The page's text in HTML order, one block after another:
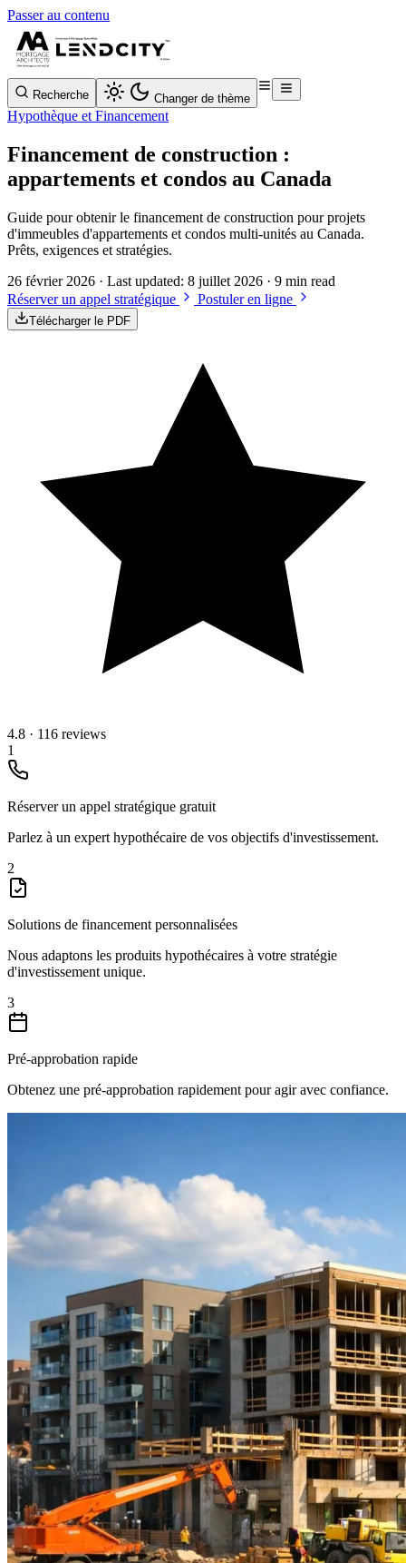
Passer au contenu
Recherche Changer de thème
Hypothèque et Financement
Financement de construction :
appartements et condos au Canada
Guide pour obtenir le financement de construction pour projets
d'immeubles d'appartements et condos multi-unités au Canada.
Prêts, exigences et stratégies.
26 février 2026 · Last updated: 8 juillet 2026 · 9 min read
Réserver un appel stratégique
Postuler en ligne
Télécharger le PDF
4.8 · 116 reviews
1
Réserver un appel stratégique gratuit
Parlez à un expert hypothécaire de vos objectifs d'investissement.
2
Solutions de financement personnalisées
Nous adaptons les produits hypothécaires à votre stratégie
d'investissement unique.
3
Pré-approbation rapide
Obtenez une pré-approbation rapidement pour agir avec confiance.